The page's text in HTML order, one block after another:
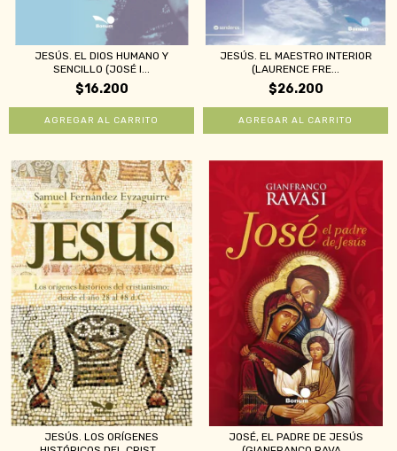
JESÚS. EL DIOS HUMANO Y
SENCILLO (JOSÉ I...
$16.200
JESÚS. EL MAESTRO INTERIOR
(LAURENCE FRE...
$26.200
JESÚS. LOS ORÍGENES
JOSÉ, EL PADRE DE JESÚS